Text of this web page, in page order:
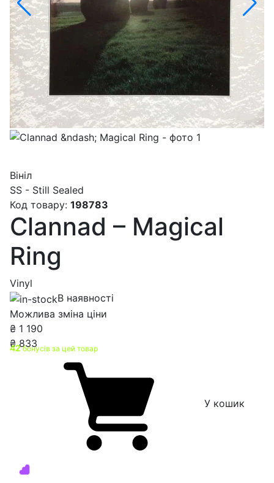
Вініл
SS - Still Sealed
Код товару: 198783
Clannad – Magical
Ring
Vinyl
В наявності
Можлива зміна ціни
₴ 1 190
₴833
42бонусів за цей товар
У кошик